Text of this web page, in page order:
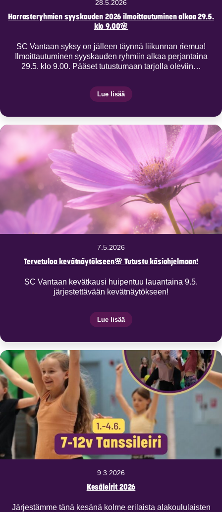
28.5.2026
Harrasteryhmien syyskauden 2026 ilmoittautuminen alkaa 29.5.
klo 9.00🌸
SC Vantaan syksy on jälleen täynnä liikunnan riemua!
Ilmoittautuminen syyskauden ryhmiin alkaa perjantaina
29.5. klo 9.00. Pääset tutustumaan tarjolla oleviin…
Lue lisää
7.5.2026
Tervetuloa kevätnäytökseen🌸 Tutustu käsiohjelmaan!
SC Vantaan kevätkausi huipentuu lauantaina 9.5.
järjestettävään kevätnäytökseen!
Lue lisää
9.3.2026
Kesäleirit 2026
Järjestämme tänä kesänä kolme erilaista alakoululaisten